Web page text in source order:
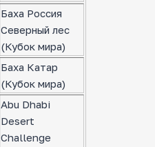
Баха Россия
Северный лес
(Кубок мира)
Баха Катар
(Кубок мира)
Abu Dhabi
Desert
Challenge